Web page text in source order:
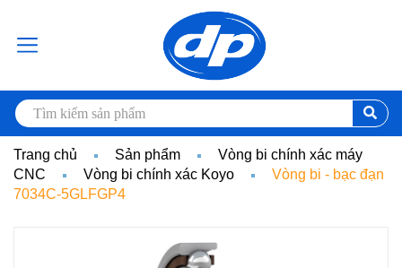
Trang chủ Sản phẩm
Vòng bi chính xác máy
CNC
Vòng bi chính xác Koyo
Vòng bi - bạc đạn
7034C-5GLFGP4